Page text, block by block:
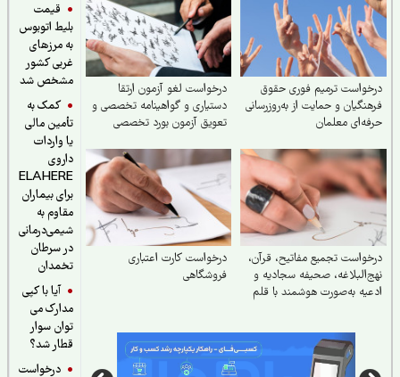
قیمت
بلیط اتوبوس
به مرزهای
غربی کشور
مشخص شد
کمک به
تأمین مالی
یا واردات
داروی
ELAHERE
برای بیماران
مقاوم به
شیمی‌درمانی
در سرطان
تخمدان
آیا با کپی
مدارک می
توان سوار
قطار شد؟
درخواست
ترمیم فوری حقوق
و حمایت از به‌روزرسانی
معلمان
درخواست لغو آزمون ارتقا
دستیاری و گواهینامه تخصصی و
تعویق آزمون بورد تخصصی
تجمیع مفاتیح، قرآن،
صحیفه سجادیه و
به‌صورت هوشمند با قلم
درخواست کارت اعتباری
فروشگاهی